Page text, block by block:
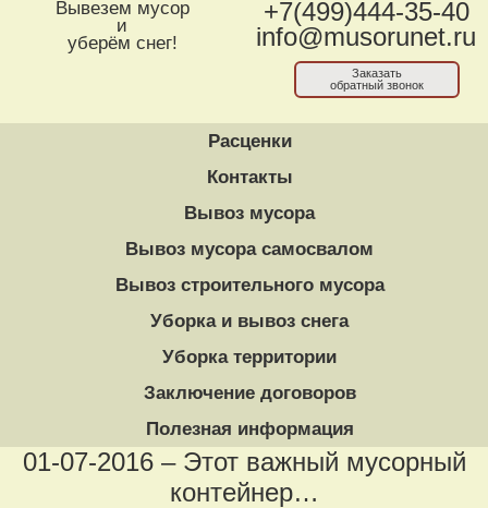
Вывезем мусор
и
уберём снег!
+7(499)444-35-40
info@musorunet.ru
Заказать
обратный звонок
Расценки
Контакты
Вывоз мусора
Вывоз мусора самосвалом
Вывоз строительного мусора
Уборка и вывоз снега
Уборка территории
Заключение договоров
Полезная информация
01-07-2016 – Этот важный мусорный
контейнер…